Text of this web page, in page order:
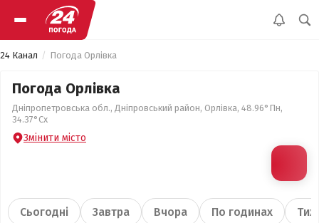
24 Канал Погода Орлівка
Погода Орлівка
Дніпропетровська обл., Дніпровський район, Орлівка, 48.96°Пн,
34.37°Сх
Змінити місто
Сьогодні Завтра Вчора По годинах